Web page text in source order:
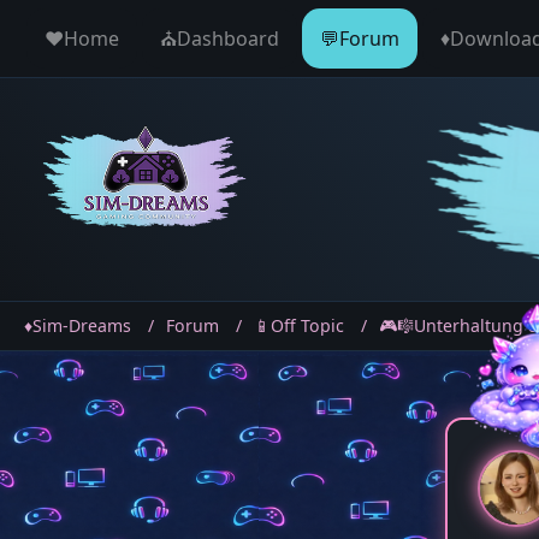
♥️Home ⛪️Dashboard 💬Forum
♦️Sim-Dreams Forum 📱Off Topic 🎮🎼Unterhaltung